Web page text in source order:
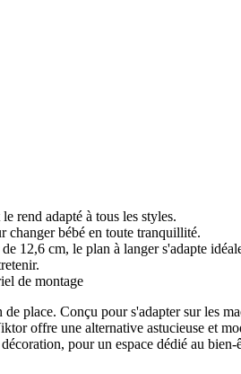
rend adapté à tous les styles.
changer bébé en toute tranquillité.
cm, le plan à langer s'adapte
de montage
place. Conçu pour s'adapter sur les
offre une alternative astucieuse et
pour un espace dédié au